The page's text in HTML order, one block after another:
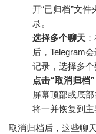
开“已归档”文
录。
选择多个聊天
后，Telegram
记录，选择多个
点击“取消归档”
屏幕顶部或底
将一并恢复到主
取消归档后，这些聊